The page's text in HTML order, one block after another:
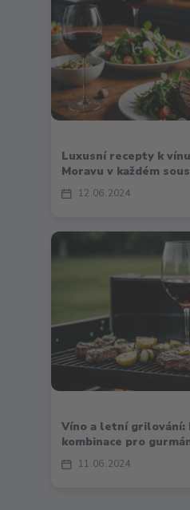
12 06 2024
Luxusní recepty k
Moravu v každém
11 06 2024
Víno a letní grilování:
kombinace pro